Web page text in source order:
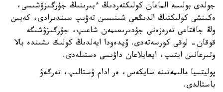
جولدى بولىسە الماعان كولىكتەردىڭ ءبىرىنىڭ جۇرگىزۋشىسى،
ەكىنشى كولىكتىڭ الدىڭعى شىنىسىن تەۋىپ سىندىرادى، كەيىن
وڭ جاقتاعى تەرەزەنى جۇدىرىعىمەن شاعىپ، جۇرگىزۋشىگە
قوقان- لوقى كورسەتەدى. ۆيدەودا ايەلدىڭ كولىك ىشىندە بالا
وتىرعانىن ايتىپ، ايعايلاعان داۋىسى ەستىلەدى.
پوليتسيا مالىمەتىنە سايكەس، ەر ادام ۇستالىپ، تەرگەۋ
باستالدى.